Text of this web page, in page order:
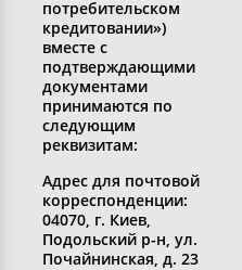
потребительском
кредитовании»)
вместе с
подтверждающими
документами
принимаются по
следующим
реквизитам:
Адрес для почтовой
корреспонденции:
04070, г. Киев,
Подольский р-н, ул.
Почайнинская, д. 23